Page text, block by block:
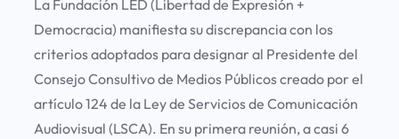
La Fundación LED (Libertad de Expresión +
Democracia) manifiesta su discrepancia con los
criterios adoptados para designar al Presidente del
Consejo Consultivo de Medios Públicos creado por el
artículo 124 de la Ley de Servicios de Comunicación
Audiovisual (LSCA). En su primera reunión, a casi 6